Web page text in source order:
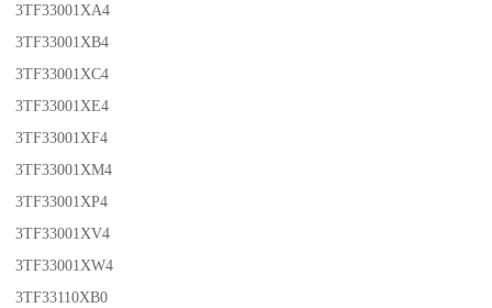
3TF33001XA4
3TF33001XB4
3TF33001XC4
3TF33001XE4
3TF33001XF4
3TF33001XM4
3TF33001XP4
3TF33001XV4
3TF33001XW4
3TF33110XB0